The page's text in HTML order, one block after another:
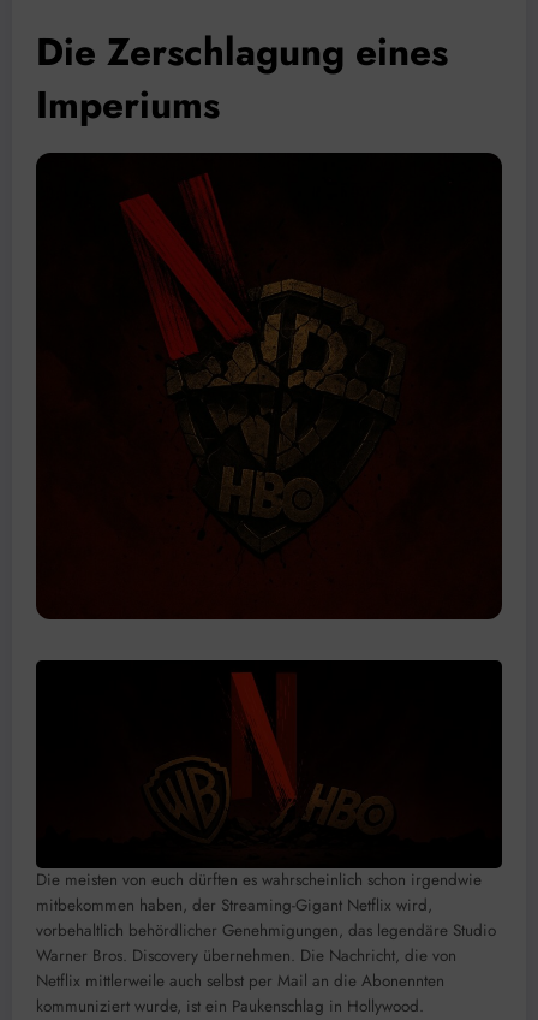
Die Zerschlagung eines
Imperiums
Die meisten von euch dürften es wahrscheinlich schon irgendwie
mitbekommen haben, der Streaming-Gigant Netflix wird,
vorbehaltlich behördlicher Genehmigungen, das legendäre Studio
Warner Bros. Discovery übernehmen. Die Nachricht, die von
Netflix mittlerweile auch selbst per Mail an die Abonennten
kommuniziert wurde, ist ein Paukenschlag in Hollywood.